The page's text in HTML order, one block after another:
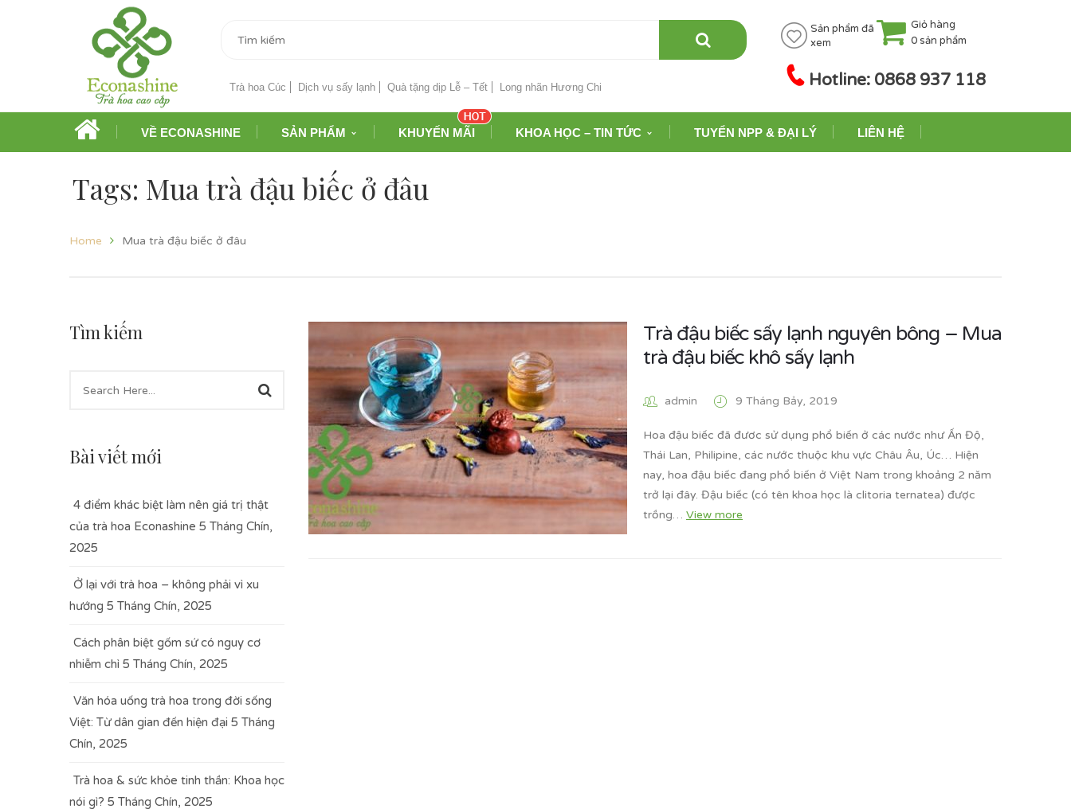
Trà hoa Cúc Dịch vụ sấy lạnh Quà tặng dịp Lễ – Tết Long nhãn Hương Chi
Sản phẩm đã
xem
Giỏ hàng
0 sản phẩm
Hotline: 0868 937 118
VỀ ECONASHINE SẢN PHẨM KHUYẾN MÃI KHOA HỌC – TIN TỨC TUYỂN NPP & ĐẠI LÝ LIÊN HỆ
Tags: Mua trà đậu biếc ở đâu
Home Mua trà đậu biếc ở đâu
Tìm kiếm
Bài viết mới
4 điểm khác biệt làm nên giá trị thật
của trà hoa Econashine 5 Tháng Chín,
2025
Ở lại với trà hoa – không phải vì xu
hướng 5 Tháng Chín, 2025
Cách phân biệt gốm sứ có nguy cơ
nhiễm chì 5 Tháng Chín, 2025
Văn hóa uống trà hoa trong đời sống
Việt: Từ dân gian đến hiện đại 5 Tháng
Chín, 2025
Trà hoa & sức khỏe tinh thần: Khoa học
nói gì? 5 Tháng Chín, 2025
Trà đậu biếc sấy lạnh nguyên bông – Mua
trà đậu biếc khô sấy lạnh
admin 9 Tháng Bảy, 2019
Hoa đậu biếc đã đươc sử dụng phổ biến ở các nước như Ấn Độ,
Thái Lan, Philipine, các nước thuộc khu vực Châu Âu, Úc… Hiện
nay, hoa đậu biếc đang phổ biến ở Việt Nam trong khoảng 2 năm
trở lại đây. Đậu biếc (có tên khoa học là clitoria ternatea) được
trồng… View more